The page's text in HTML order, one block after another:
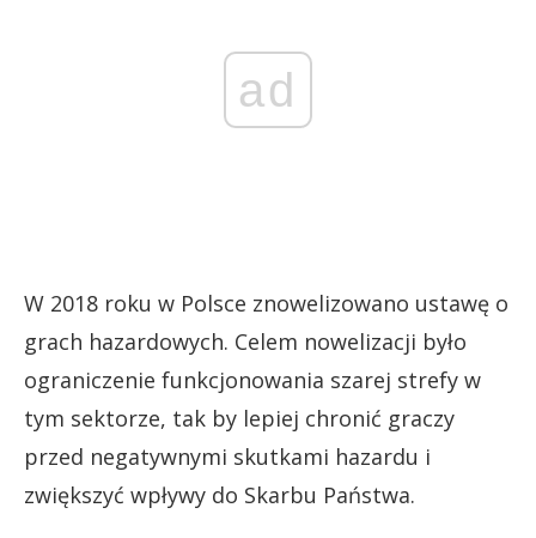
ad
W 2018 roku w Polsce znowelizowano ustawę o
grach hazardowych. Celem nowelizacji było
ograniczenie funkcjonowania szarej strefy w
tym sektorze, tak by lepiej chronić graczy
przed negatywnymi skutkami hazardu i
zwiększyć wpływy do Skarbu Państwa.